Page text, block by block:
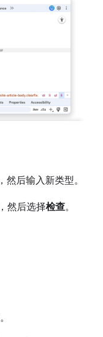
后输入新类型。
然后选择检查。